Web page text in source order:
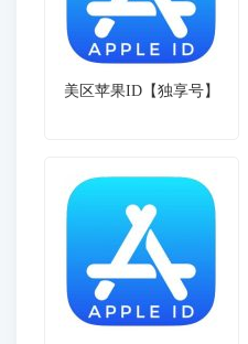
美区苹果ID【独享号】